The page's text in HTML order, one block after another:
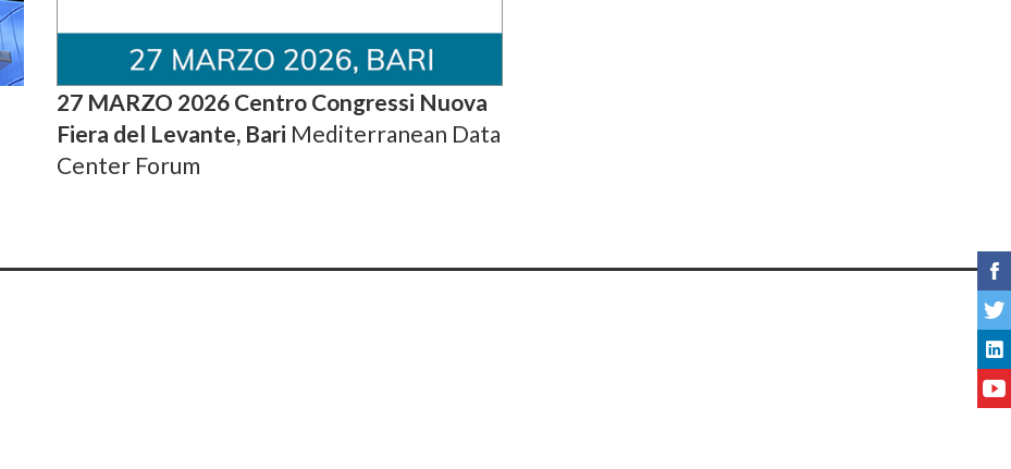
27 MARZO 2026 Centro Congressi Nuova
Fiera del Levante, Bari Mediterranean Data
Center Forum